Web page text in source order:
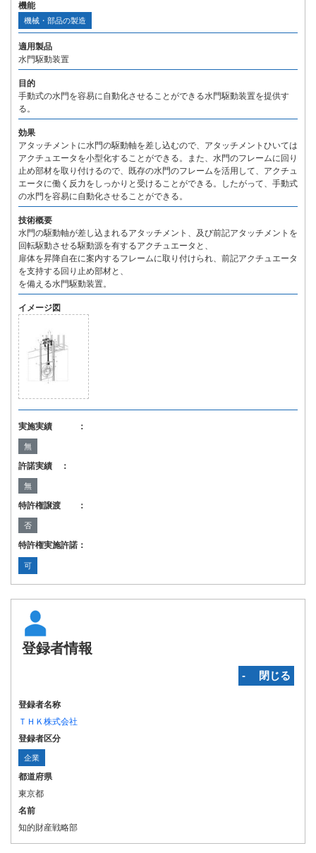
機能
機械・部品の製造
適用製品
水門駆動装置
目的
手動式の水門を容易に自動化させることができる水門駆動装置を提供す
る。
効果
アタッチメントに水門の駆動軸を差し込むので、アタッチメントひいては
アクチュエータを小型化することができる。また、水門のフレームに回り
止め部材を取り付けるので、既存の水門のフレームを活用して、アクチュ
エータに働く反力をしっかりと受けることができる。したがって、手動式
の水門を容易に自動化させることができる。
技術概要
水門の駆動軸が差し込まれるアタッチメント、及び前記アタッチメントを
回転駆動させる駆動源を有するアクチュエータと、
扉体を昇降自在に案内するフレームに取り付けられ、前記アクチュエータ
を支持する回り止め部材と、
を備える水門駆動装置。
イメージ図
実施実績 ：
無
許諾実績 ：
無
特許権譲渡 ：
否
特許権実施許諾：
可
登録者情報
‐ 閉じる
登録者名称
ＴＨＫ株式会社
登録者区分
企業
都道府県
東京都
名前
知的財産戦略部